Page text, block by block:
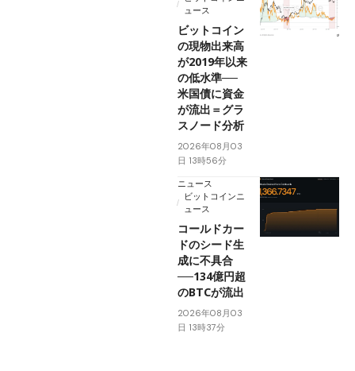
ュース
ビットコイン
の現物出来高
が2019年以来
の低水準──
米国債に資金
が流出＝グラ
スノード分析
2026年08月03
日 13時56分
ニュース
ビットコインニ
ュース
コールドカー
ドのシード生
成に不具合
──134億円超
のBTCが流出
2026年08月03
日 13時37分